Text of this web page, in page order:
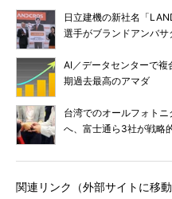
日立建機の新社名「
選手がブランドアンバサ
AI／データセンターで
期過去最高のアマダ
台湾でのオールフォト
へ、富士通ら3社が戦略
関連リンク（外部サイトに移動